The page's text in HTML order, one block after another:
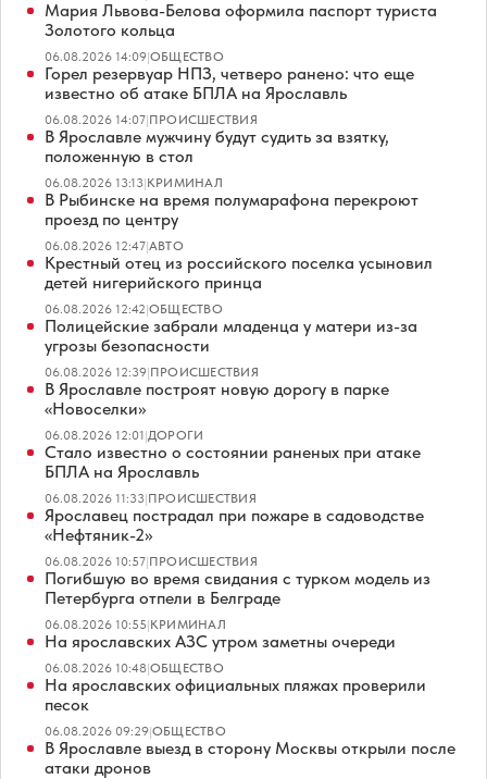
Мария Львова-Белова оформила паспорт туриста
Золотого кольца
06.08.2026 14:09|ОБЩЕСТВО
Горел резервуар НПЗ, четверо ранено: что еще
известно об атаке БПЛА на Ярославль
06.08.2026 14:07|ПРОИСШЕСТВИЯ
В Ярославле мужчину будут судить за взятку,
положенную в стол
06.08.2026 13:13|КРИМИНАЛ
В Рыбинске на время полумарафона перекроют
проезд по центру
06.08.2026 12:47|АВТО
Крестный отец из российского поселка усыновил
детей нигерийского принца
06.08.2026 12:42|ОБЩЕСТВО
Полицейские забрали младенца у матери из-за
угрозы безопасности
06.08.2026 12:39|ПРОИСШЕСТВИЯ
В Ярославле построят новую дорогу в парке
«Новоселки»
06.08.2026 12:01|ДОРОГИ
Стало известно о состоянии раненых при атаке
БПЛА на Ярославль
06.08.2026 11:33|ПРОИСШЕСТВИЯ
Ярославец пострадал при пожаре в садоводстве
«Нефтяник-2»
06.08.2026 10:57|ПРОИСШЕСТВИЯ
Погибшую во время свидания с турком модель из
Петербурга отпели в Белграде
06.08.2026 10:55|КРИМИНАЛ
На ярославских АЗС утром заметны очереди
06.08.2026 10:48|ОБЩЕСТВО
На ярославских официальных пляжах проверили
песок
06.08.2026 09:29|ОБЩЕСТВО
В Ярославле выезд в сторону Москвы открыли после
атаки дронов